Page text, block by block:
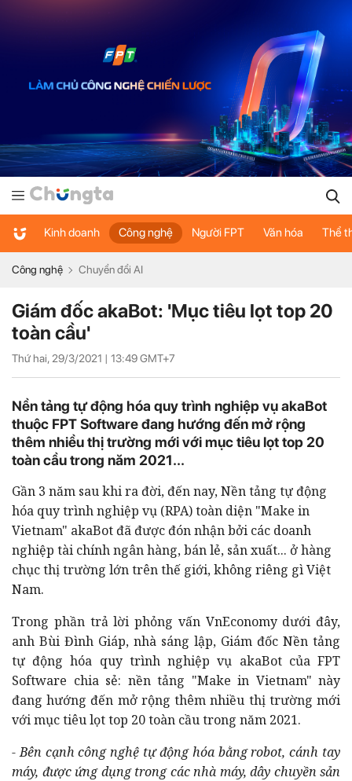
Kinh doanh Công nghệ Người FPT Văn hóa Thể
Công nghệ Chuyển đổi AI
Giám đốc akaBot: 'Mục tiêu lọt top 20
toàn cầu'
Thứ hai, 29/3/2021 | 13:49GMT+7
Nền tảng tự động hóa quy trình nghiệp vụ akaBot
thuộc FPT Software đang hướng đến mở rộng
thêm nhiều thị trường mới với mục tiêu lọt top 20
toàn cầu trong năm 2021...
Gần 3 năm sau khi ra đời, đến nay, Nền tảng tự động
hóa quy trình nghiệp vụ (RPA) toàn diện "Make in
Vietnam" akaBot đã được đón nhận bởi các doanh
nghiệp tài chính ngân hàng, bán lẻ, sản xuất... ở hàng
chục thị trường lớn trên thế giới, không riêng gì Việt
Nam.
Trong phần trả lời phỏng vấn VnEconomy dưới đây,
anh Bùi Đình Giáp, nhà sáng lập, Giám đốc Nền tảng
tự động hóa quy trình nghiệp vụ akaBot của FPT
Software chia sẻ: nền tảng "Make in Vietnam" này
đang hướng đến mở rộng thêm nhiều thị trường mới
với mục tiêu lọt top 20 toàn cầu trong năm 2021.
- Bên cạnh công nghệ tự động hóa bằng robot, cánh tay
máy, được ứng dụng trong các nhà máy, dây chuyền sản